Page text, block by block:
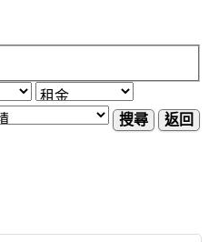
搜尋 返回